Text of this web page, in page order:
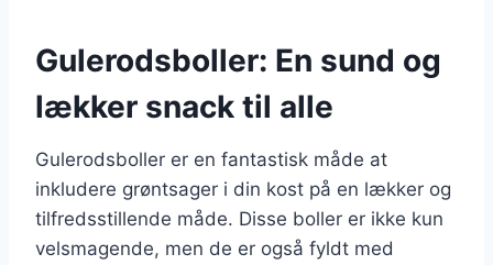
Gulerodsboller: En sund og
lækker snack til alle
Gulerodsboller er en fantastisk måde at
inkludere grøntsager i din kost på en lækker og
tilfredsstillende måde. Disse boller er ikke kun
velsmagende, men de er også fyldt med